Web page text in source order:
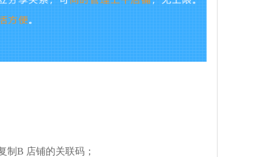
制 B 店铺的关联码；